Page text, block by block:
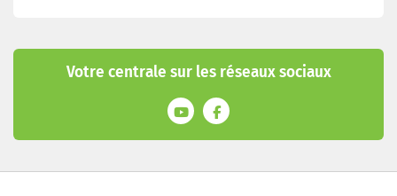
Votre centrale sur les réseaux sociaux